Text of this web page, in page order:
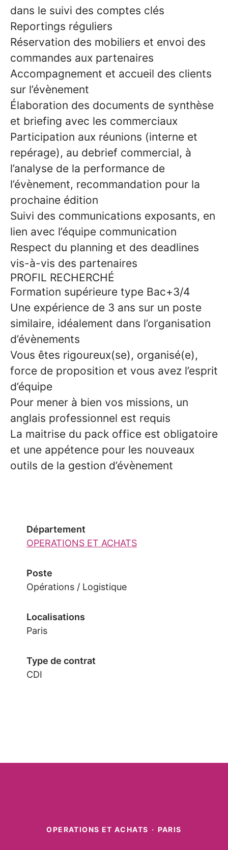
dans le suivi des comptes clés
Reportings réguliers
Réservation des mobiliers et envoi des
commandes aux partenaires
Accompagnement et accueil des clients
sur l’évènement
Élaboration des documents de synthèse
et briefing avec les commerciaux
Participation aux réunions (interne et
repérage), au debrief commercial, à
l’analyse de la performance de
l’évènement, recommandation pour la
prochaine édition
Suivi des communications exposants, en
lien avec l’équipe communication
Respect du planning et des deadlines
vis-à-vis des partenaires
PROFIL RECHERCHÉ
Formation supérieure type Bac+3/4
Une expérience de 3 ans sur un poste
similaire, idéalement dans l’organisation
d’évènements
Vous êtes rigoureux(se), organisé(e),
force de proposition et vous avez l’esprit
d’équipe
Pour mener à bien vos missions, un
anglais professionnel est requis
La maitrise du pack office est obligatoire
et une appétence pour les nouveaux
outils de la gestion d’évènement
Département
OPERATIONS ET ACHATS
Poste
Opérations / Logistique
Localisations
Paris
Type de contrat
CDI
OPERATIONS ET ACHATS · PARIS